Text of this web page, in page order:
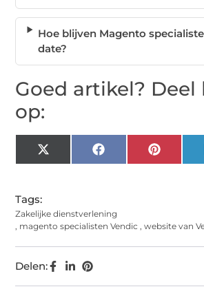
Hoe blijven Magento
date?
Goed artikel? Deel
op:
X
(Twitter)
Facebook
Tags:
Zakelijke dienstverlening
, magento specialisten Vendic ,website van
Delen: